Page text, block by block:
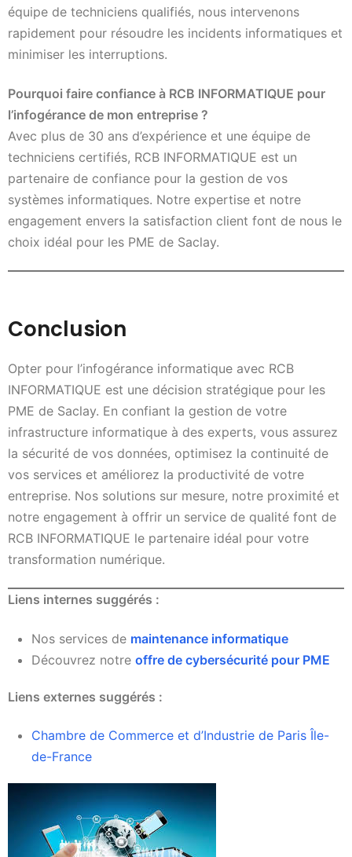
équipe de techniciens qualifiés, nous intervenons
rapidement pour résoudre les incidents informatiques et
minimiser les interruptions.
Pourquoi faire confiance à RCB INFORMATIQUE pour
l’infogérance de mon entreprise ?
Avec plus de 30 ans d’expérience et une équipe de
techniciens certifiés, RCB INFORMATIQUE est un
partenaire de confiance pour la gestion de vos
systèmes informatiques. Notre expertise et notre
engagement envers la satisfaction client font de nous le
choix idéal pour les PME de Saclay.
Conclusion
Opter pour l’infogérance informatique avec RCB
INFORMATIQUE est une décision stratégique pour les
PME de Saclay. En confiant la gestion de votre
infrastructure informatique à des experts, vous assurez
la sécurité de vos données, optimisez la continuité de
vos services et améliorez la productivité de votre
entreprise. Nos solutions sur mesure, notre proximité et
notre engagement à offrir un service de qualité font de
RCB INFORMATIQUE le partenaire idéal pour votre
transformation numérique.
Liens internes suggérés :
Nos services de maintenance informatique
Découvrez notre offre de cybersécurité pour PME
Liens externes suggérés :
Chambre de Commerce et d’Industrie de Paris Île-
de-France